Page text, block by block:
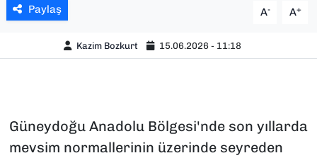
Paylaş A- A+
Kazim Bozkurt 15.06.2026 - 11:18
Güneydoğu Anadolu Bölgesi'nde son yıllarda
mevsim normallerinin üzerinde seyreden